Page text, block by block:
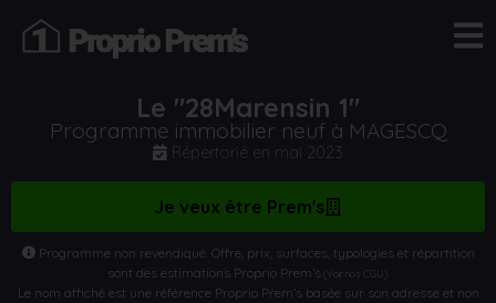
Le "28Marensin 1"
Programme immobilier neuf à MAGESCQ
Répertorié en mai 2023
Je veux être Prem's
Programme non revendiqué. Offre, prix, surfaces, typologies et répartition
sont des estimations Proprio Prem’s(Voir nos CGU)
Le nom affiché est une référence Proprio Prem’s basée sur son adresse et non